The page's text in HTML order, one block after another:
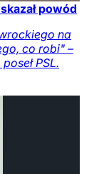
powód
na
co robi" –
PSL.